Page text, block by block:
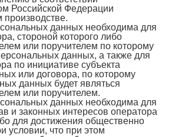
Российской Федерации
производстве.
данных необходима для
стороной которого либо
или поручителем по которому
данных, а также для
по инициативе субъекта
или договора, по которому
данных будет являться
или поручителем.
данных необходима для
и законных интересов оператора
для достижения общественно
условии, что при этом